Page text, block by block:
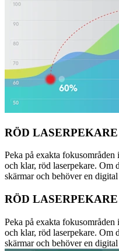
RÖD
Peka på exakta
och klar, röd laserpekare.
skärmar och behöver en
RÖD
Peka på exakta
och klar, röd laserpekare.
skärmar och behöver en